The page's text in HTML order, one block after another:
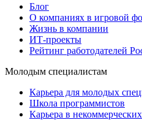
Блог
О компаниях в игровой
Жизнь в компании
ИТ-проекты
Рейтинг работодателей
Молодым специалистам
Карьера для молодых
Школа программистов
Карьера в